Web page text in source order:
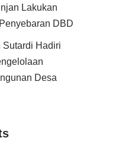
Lakukan
DBD
Sutardi Hadiri
Desa